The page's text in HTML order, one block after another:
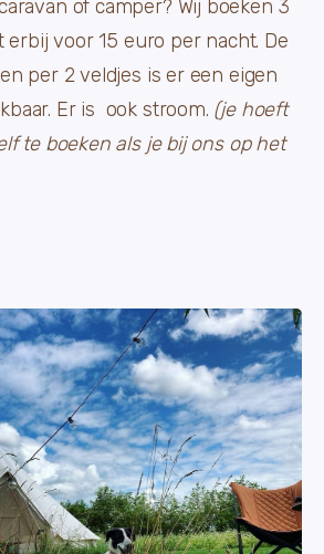
of camper? Wij boeken 3
erbij voor 15 euro per nacht. De
per 2 veldjes is er een eigen
Er is ook stroom. (je hoeft
te boeken als je bij ons op het